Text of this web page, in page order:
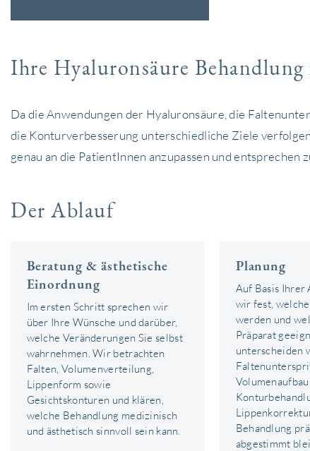
Ihre Hyaluronsäure
Da die Anwendungen der Hyaluronsäure, die
die Konturverbesserung unterschiedliche Ziele
genau an die PatientInnen anzupassen und entsprechen
Der Ablauf
Beratung & ästhetische
Einordnung
Im ersten Schritt sprechen wir
über Ihre Wünsche und darüber,
welche Veränderungen Sie selbst
wahrnehmen. Wir betrachten
Falten, Volumenverteilung,
Lippenform sowie
Gesichtskonturen und klären,
welche Behandlung medizinisch
und ästhetisch sinnvoll sein kann.
Planung
Auf Basis Ihrer
wir fest,
werden und
Präparat
unterscheiden
Volumenaufbau,
Behandlung
abgestimmt